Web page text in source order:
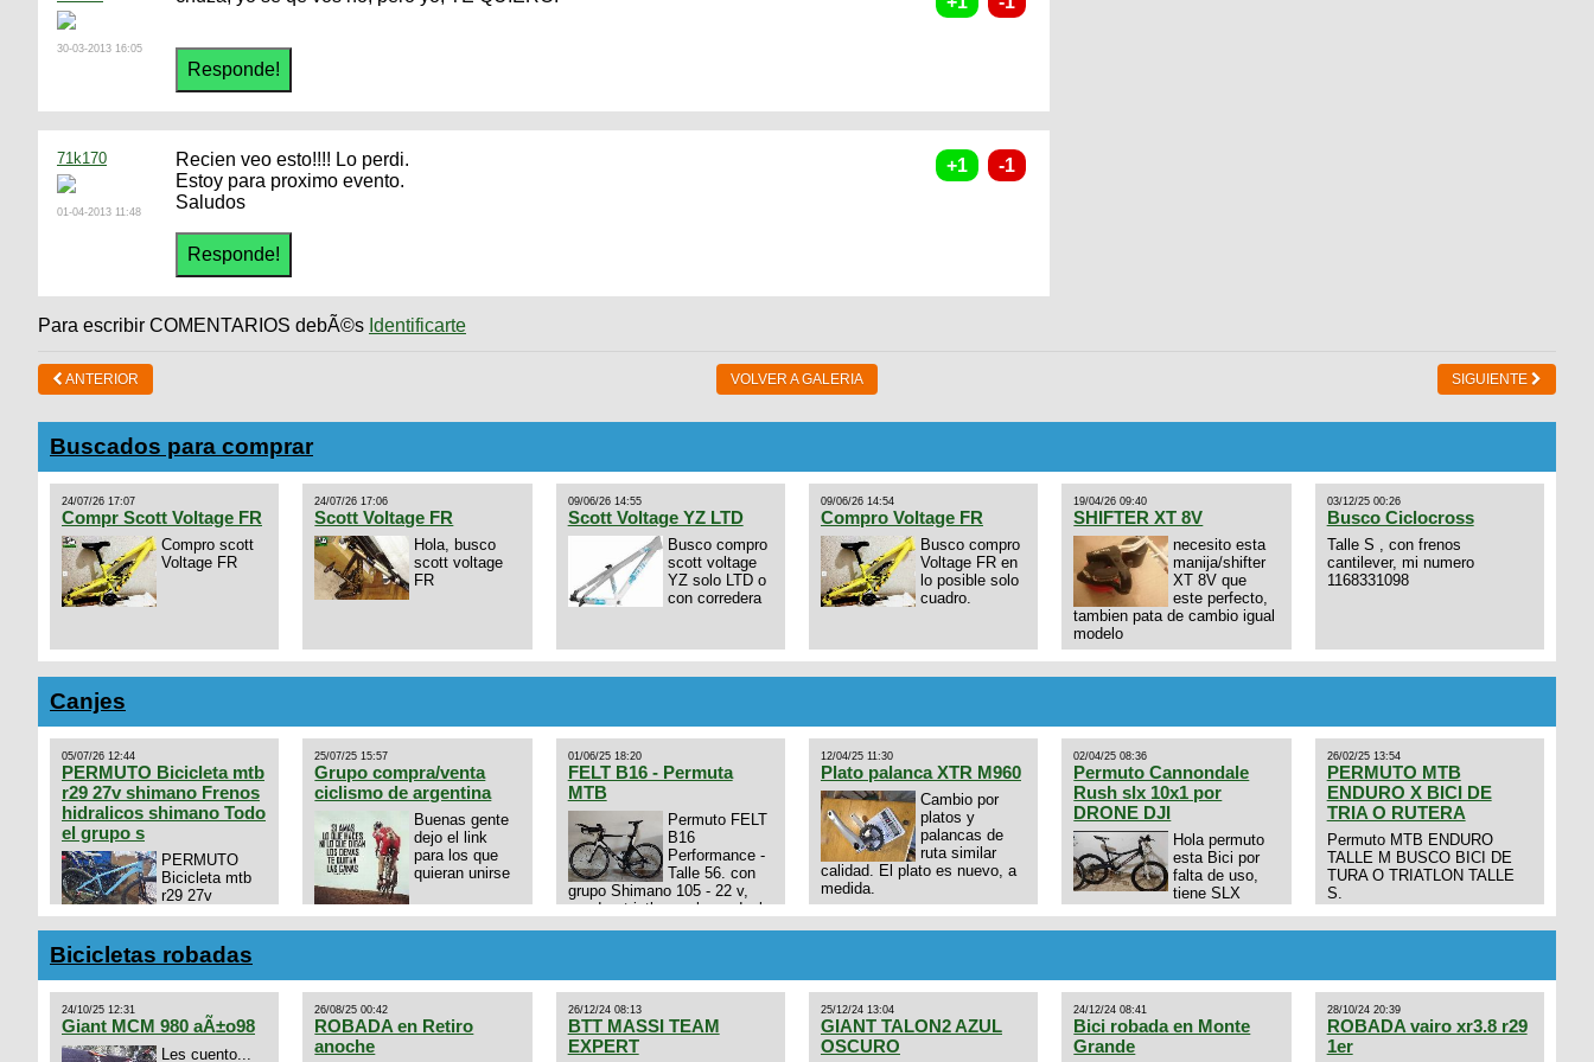
30-03-2013 16:05
71k170
01-04-2013 11:48
Recien veo esto!!!! Lo perdi.
Estoy para proximo evento.
Saludos
Para escribir COMENTARIOS debÃ©s Identificarte
ANTERIOR VOLVER A GALERIA SIGUIENTE
Buscados para comprar
24/07/26 17:07
Compr Scott Voltage FR
Compro scott
Voltage FR
24/07/26 17:06
Scott Voltage FR
Hola, busco
scott voltage
FR
09/06/26 14:55
Scott Voltage YZ LTD
Busco compro
scott voltage
YZ solo LTD o
con corredera
09/06/26 14:54
Compro Voltage FR
Busco compro
Voltage FR en
lo posible solo
cuadro.
19/04/26 09:40
SHIFTER XT 8V
necesito esta
manija/shifter
XT 8V que
este perfecto,
tambien pata de cambio igual
modelo
03/12/25 00:26
Busco Ciclocross
Talle S , con frenos
cantilever, mi numero
1168331098
Canjes
05/07/26 12:44
PERMUTO Bicicleta mtb
r29 27v shimano Frenos
hidralicos shimano Todo
el grupo s
PERMUTO
Bicicleta mtb
r29 27v
shimano
Frenos hidralicos shimano
Todo el grupo shimano Talle
s/m Permuto x pistera o ruta
talle s o m.
25/07/25 15:57
Grupo compra/venta
ciclismo de argentina
Buenas gente
dejo el link
para los que
quieran unirse
https://chat.whatsapp.com/E4N9zhVk9wHFFzK7T345Kn?
mode=ac_t
01/06/25 18:20
FELT B16 - Permuta
MTB
Permuto FELT
B16
Performance -
Talle 56. con
grupo Shimano 105 - 22 v,
cuadro: triatlon carbono dual
12/04/25 11:30
Plato palanca XTR M960
Cambio por
platos y
palancas de
ruta similar
calidad. El plato es nuevo, a
medida.
02/04/25 08:36
Permuto Cannondale
Rush slx 10x1 por
DRONE DJI
Hola permuto
esta Bici por
falta de uso,
tiene SLX
Horquilla Axon tope de gama
por drone de la marca Dji, les
interesa 3434568861 saludos
26/02/25 13:54
PERMUTO MTB
ENDURO X BICI DE
TRIA O RUTERA
Permuto MTB ENDURO
TALLE M BUSCO BICI DE
TURA O TRIATLON TALLE
S.
Bicicletas robadas
24/10/25 12:31
Giant MCM 980 aÃ±o98
Les cuento...
26/08/25 00:42
ROBADA en Retiro
anoche
26/12/24 08:13
BTT MASSI TEAM
EXPERT
25/12/24 13:04
GIANT TALON2 AZUL
OSCURO
24/12/24 08:41
Bici robada en Monte
Grande
28/10/24 20:39
ROBADA vairo xr3.8 r29
1er